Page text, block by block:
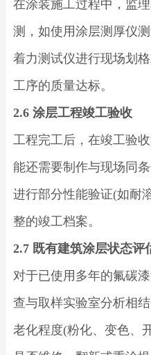
在涂装施工过程中，监
测，如使用涂层测厚仪
着力测试仪进行现场划
工序的质量达标。
2.6 涂层工程竣工验收
工程完工后，在竣工验
能还需要制作与现场同
进行部分性能验证(如耐
整的竣工档案。
2.7 既有建筑涂层状态评
对于已使用多年的氟碳
查与取样实验室分析相
老化程度(粉化、变色、